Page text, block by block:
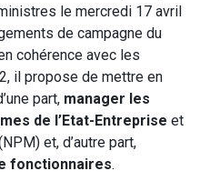
le mercredi 17 avril
de campagne du
cohérence avec les
il propose de mettre en
part, manager les
de l’Etat-Entreprise et
et, d’autre part,
fonctionnaires.